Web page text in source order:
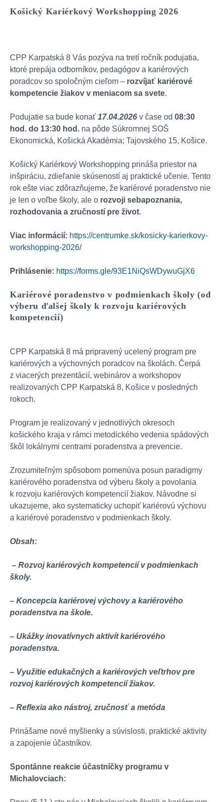
Košický Kariérkový Workshopping 2026
CPP Karpatská 8 Vás pozýva na tretí ročník podujatia,
ktoré prepája odborníkov, pedagógov a kariérových
poradcov so spoločným cieľom – rozvíjať kariérové
kompetencie žiakov v meniacom sa svete.
Podujatie sa bude konať 17.04.2026 v čase od 08:30
hod. do 13:30 hod. na pôde Súkromnej SOŠ
Ekonomická, Košická Akadémia; Tajovského 15, Košice.
Košický Kariérkový Workshopping prináša priestor na
inšpiráciu, zdieľanie skúseností aj praktické učenie. Tento
rok ešte viac zdôrazňujeme, že kariérové poradenstvo nie
je len o voľbe školy, ale o rozvoji sebapoznania,
rozhodovania a zručností pre život.
Viac informácií: https://centrumke.sk/kosicky-karierkovy-
workshopping-2026/
Prihlásenie: https://forms.gle/93E1NiQsWDywuGjX6
Kariérové poradenstvo v podmienkach školy (od
výberu ďalšej školy k rozvoju kariérových
kompetencií)
CPP Karpatská 8 má pripravený ucelený program pre
kariérových a výchovných poradcov na školách. Čerpá
z viacerých prezentácií, webinárov a workshopov
realizovaných CPP Karpatská 8, Košice v posledných
rokoch.
Program je realizovaný v jednotlivých okresoch
košického kraja v rámci metodického vedenia spádových
škôl lokálnymi centrami poradenstva a prevencie.
Zrozumiteľným spôsobom pomenúva posun paradigmy
kariérového poradenstva od výberu školy a povolania
k rozvoju kariérových kompetencií žiakov. Návodne si
ukazujeme, ako systematicky uchopiť kariérovú výchovu
a kariérové poradenstvo v podmienkach školy.
Obsah:
– Rozvoj kariérových kompetencií v podmienkach
školy.
– Koncepcia kariérovej výchovy a kariérového
poradenstva na škole.
– Ukážky inovatívnych aktivít kariérového
poradenstva.
– Využitie edukačných a kariérových veľtrhov pre
rozvoj kariérových kompetencií žiakov.
– Reflexia ako nástroj, zručnosť a metóda
Prinášame nové myšlienky a súvislosti, praktické aktivity
a zapojenie účastníkov.
Spontánne reakcie účastníčky programu v
Michalovciach: